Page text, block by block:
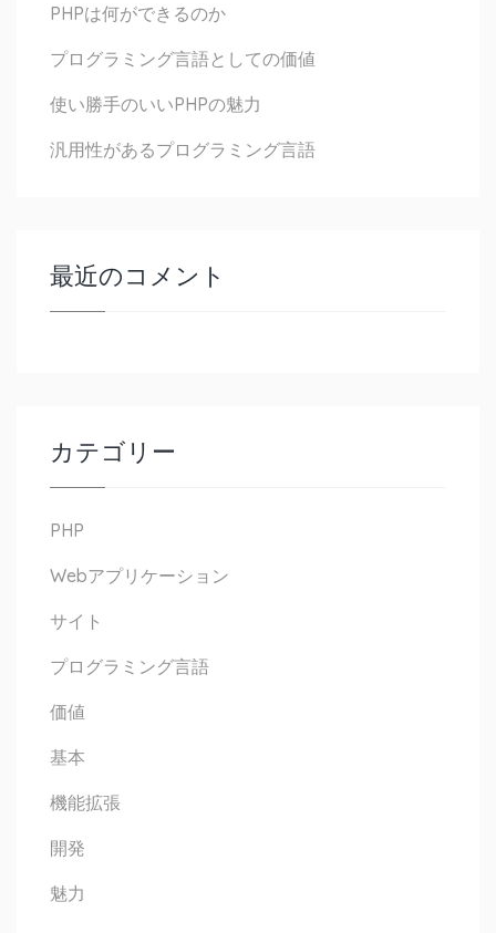
PHPは何ができるのか
プログラミング言語としての価値
使い勝手のいいPHPの魅力
汎用性があるプログラミング言語
最近のコメント
カテゴリー
PHP
Webアプリケーション
サイト
プログラミング言語
価値
基本
機能拡張
開発
魅力